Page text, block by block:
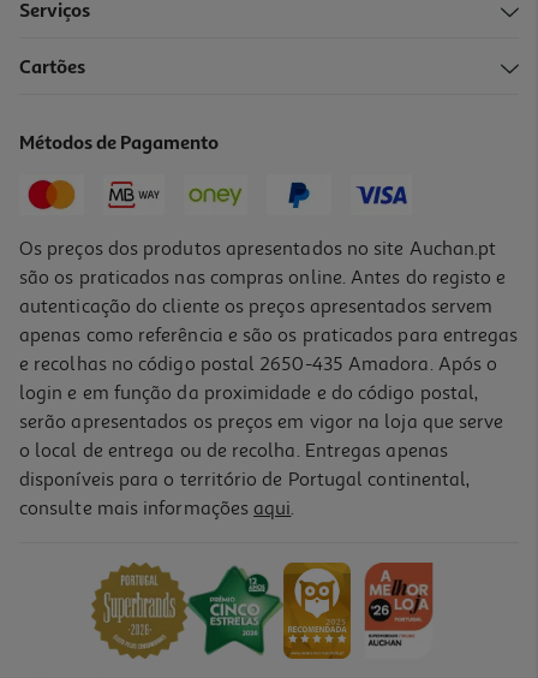
Serviços
Cartões
Métodos de Pagamento
Os preços dos produtos apresentados no site Auchan.pt
são os praticados nas compras online. Antes do registo e
autenticação do cliente os preços apresentados servem
apenas como referência e são os praticados para entregas
e recolhas no código postal 2650-435 Amadora. Após o
login e em função da proximidade e do código postal,
serão apresentados os preços em vigor na loja que serve
o local de entrega ou de recolha. Entregas apenas
disponíveis para o território de Portugal continental,
consulte mais informações aqui.